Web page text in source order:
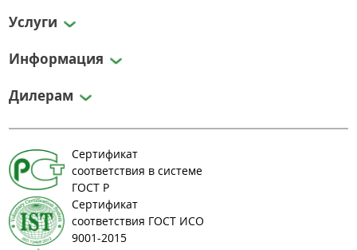
Услуги
Информация
Дилерам
Сертификат
соответствия в системе
ГОСТ Р
Сертификат
соответствия ГОСТ ИСО
9001-2015